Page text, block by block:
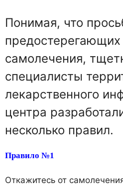
Понимая, что
предостерегающих
самолечения,
специалисты
лекарственного
центра
несколько правил.
Правило №1
Откажитесь от